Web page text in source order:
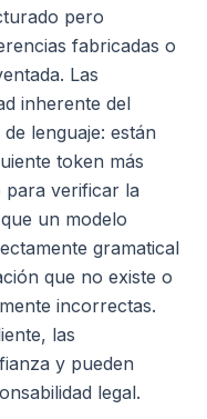
pero
fabricadas o
Las
inherente del
lenguaje: están
token más
para verificar la
un modelo
gramatical
que no existe o
incorrectas.
las
y pueden
legal.